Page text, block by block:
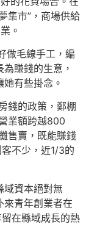
集市”，商場供給
。
做毛線手工，編
賺錢的生意，
有些掛念。
錢的政策，鄭棚
業額跨越800
售賣，既能賺錢
不少，近1/3的
域資本絕對無
來青年創業者在
在縣域成長的熱